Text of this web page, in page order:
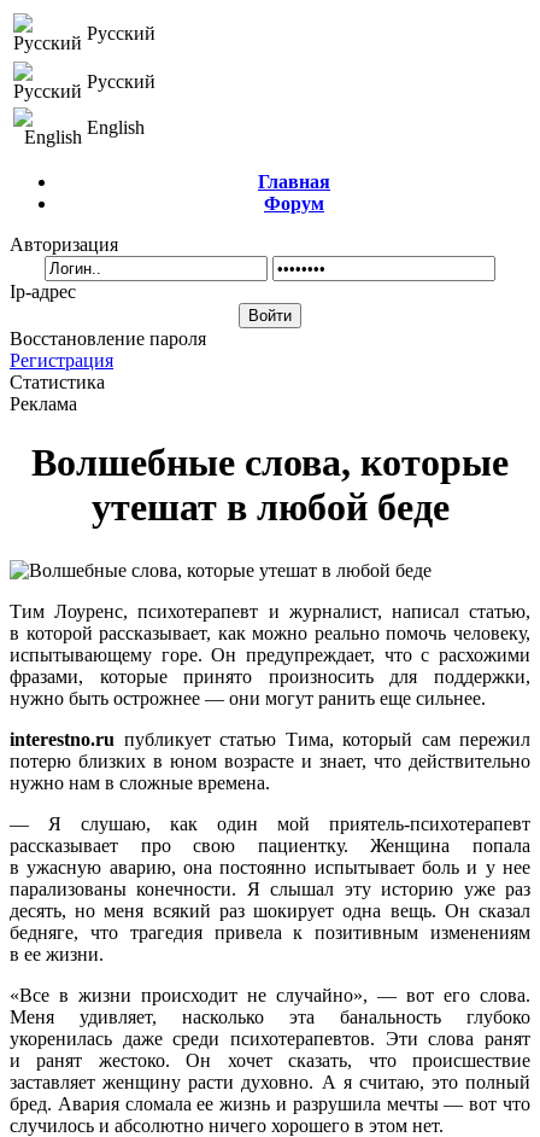
Русский
Русский
English
Главная
Форум
Авторизация
Ip-адрес
Восстановление пароля
Регистрация
Статистика
Реклама
Волшебные слова, которые
утешат в любой беде
Тим Лоуренс, психотерапевт и журналист, написал статью,
в которой рассказывает, как можно реально помочь человеку,
испытывающему горе. Он предупреждает, что с расхожими
фразами, которые принято произносить для поддержки,
нужно быть острожнее — они могут ранить еще сильнее.
interestno.ru публикует статью Тима, который сам пережил
потерю близких в юном возрасте и знает, что действительно
нужно нам в сложные времена.
— Я слушаю, как один мой приятель-психотерапевт
рассказывает про свою пациентку. Женщина попала
в ужасную аварию, она постоянно испытывает боль и у нее
парализованы конечности. Я слышал эту историю уже раз
десять, но меня всякий раз шокирует одна вещь. Он сказал
бедняге, что трагедия привела к позитивным изменениям
в ее жизни.
«Все в жизни происходит не случайно», — вот его слова.
Меня удивляет, насколько эта банальность глубоко
укоренилась даже среди психотерапевтов. Эти слова ранят
и ранят жестоко. Он хочет сказать, что происшествие
заставляет женщину расти духовно. А я считаю, это полный
бред. Авария сломала ее жизнь и разрушила мечты — вот что
случилось и абсолютно ничего хорошего в этом нет.